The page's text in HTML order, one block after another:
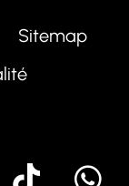
Sitemap
Youtube
Tik